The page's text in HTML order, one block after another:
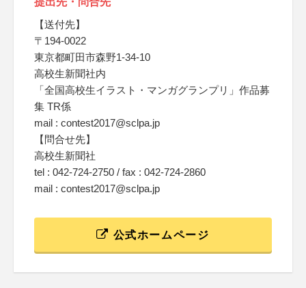
【送付先】
〒194-0022
東京都町田市森野1-34-10
高校生新聞社内
「全国高校生イラスト・マンガグランプリ」作品募
集 TR係
mail : contest2017@sclpa.jp
【問合せ先】
高校生新聞社
tel : 042-724-2750 / fax : 042-724-2860
mail : contest2017@sclpa.jp
公式ホームページ